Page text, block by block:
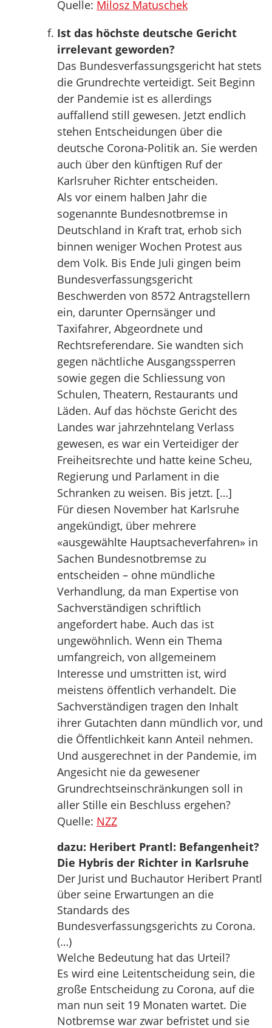
Quelle: Milosz Matuschek
Ist das höchste deutsche Gericht
irrelevant geworden?
Das Bundesverfassungsgericht hat stets
die Grundrechte verteidigt. Seit Beginn
der Pandemie ist es allerdings
auffallend still gewesen. Jetzt endlich
stehen Entscheidungen über die
deutsche Corona-Politik an. Sie werden
auch über den künftigen Ruf der
Karlsruher Richter entscheiden.
Als vor einem halben Jahr die
sogenannte Bundesnotbremse in
Deutschland in Kraft trat, erhob sich
binnen weniger Wochen Protest aus
dem Volk. Bis Ende Juli gingen beim
Bundesverfassungsgericht
Beschwerden von 8572 Antragstellern
ein, darunter Opernsänger und
Taxifahrer, Abgeordnete und
Rechtsreferendare. Sie wandten sich
gegen nächtliche Ausgangssperren
sowie gegen die Schliessung von
Schulen, Theatern, Restaurants und
Läden. Auf das höchste Gericht des
Landes war jahrzehntelang Verlass
gewesen, es war ein Verteidiger der
Freiheitsrechte und hatte keine Scheu,
Regierung und Parlament in die
Schranken zu weisen. Bis jetzt. […]
Für diesen November hat Karlsruhe
angekündigt, über mehrere
«ausgewählte Hauptsacheverfahren» in
Sachen Bundesnotbremse zu
entscheiden – ohne mündliche
Verhandlung, da man Expertise von
Sachverständigen schriftlich
angefordert habe. Auch das ist
ungewöhnlich. Wenn ein Thema
umfangreich, von allgemeinem
Interesse und umstritten ist, wird
meistens öffentlich verhandelt. Die
Sachverständigen tragen den Inhalt
ihrer Gutachten dann mündlich vor, und
die Öffentlichkeit kann Anteil nehmen.
Und ausgerechnet in der Pandemie, im
Angesicht nie da gewesener
Grundrechtseinschränkungen soll in
aller Stille ein Beschluss ergehen?
Quelle: NZZ
dazu: Heribert Prantl: Befangenheit?
Die Hybris der Richter in Karlsruhe
Der Jurist und Buchautor Heribert Prantl
über seine Erwartungen an die
Standards des
Bundesverfassungsgerichts zu Corona.
(…)
Welche Bedeutung hat das Urteil?
Es wird eine Leitentscheidung sein, die
große Entscheidung zu Corona, auf die
man nun seit 19 Monaten wartet. Die
Notbremse war zwar befristet und sie